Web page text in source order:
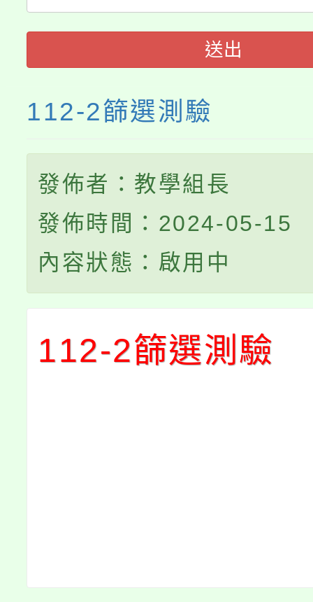
程
送出
112-2篩選測驗
發佈者：教學組長
發佈時間：2024-05-15
內容狀態：啟用中
112-2篩選測驗